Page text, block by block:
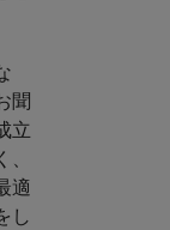
聞
立
適
し